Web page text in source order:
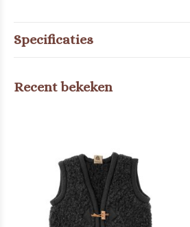
Specificaties
Recent bekeken